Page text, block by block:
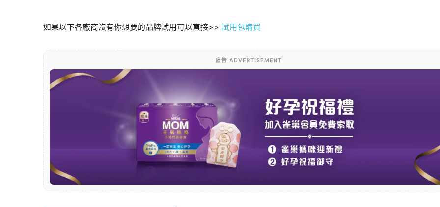
如果以下各廠商沒有你想要的品牌試用可以直接>> 試用包購買
廣告 ADVERTISEMENT